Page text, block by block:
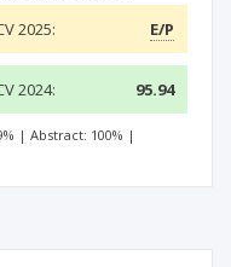
2025: E/P
2024: 95.94
| Abstract: 100% |